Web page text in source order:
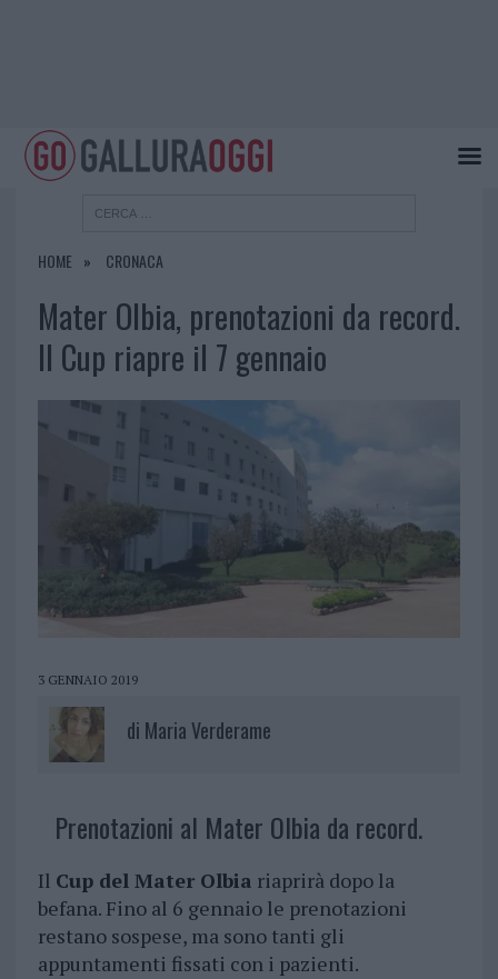
HOME CRONACA
Mater Olbia, prenotazioni da record.
Il Cup riapre il 7 gennaio
3 GENNAIO 2019
di Maria Verderame
Prenotazioni al Mater Olbia da record.
Il Cup del Mater Olbia riaprirà dopo la
befana. Fino al 6 gennaio le prenotazioni
restano sospese, ma sono tanti gli
appuntamenti fissati con i pazienti.